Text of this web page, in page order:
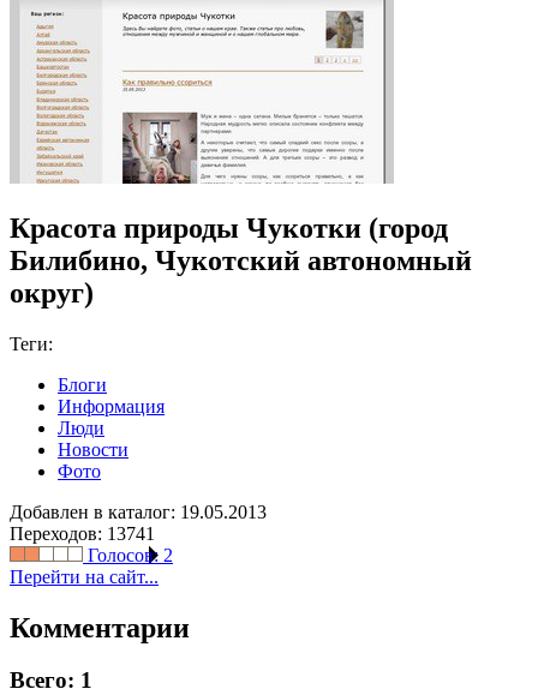
Красота природы Чукотки (город
Билибино, Чукотский автономный
округ)
Теги:
Блоги
Информация
Люди
Новости
Фото
Добавлен в каталог: 19.05.2013
Переходов: 13741
Голосов: 2
Перейти на сайт...
Комментарии
Всего: 1